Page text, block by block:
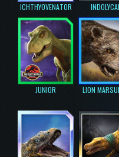
ICHTHYOVENATOR
JUNIOR LION